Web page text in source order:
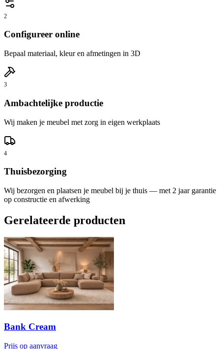
2
Configureer online
Bepaal materiaal, kleur en afmetingen in 3D
3
Ambachtelijke productie
Wij maken je meubel met zorg in eigen werkplaats
4
Thuisbezorging
Wij bezorgen en plaatsen je meubel bij je thuis — met 2 jaar garantie
op constructie en afwerking
Gerelateerde producten
Bank Cream
Prijs op aanvraag